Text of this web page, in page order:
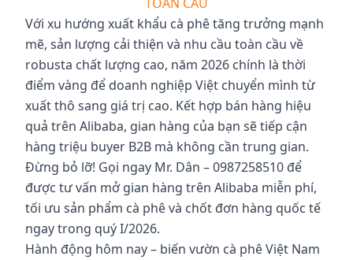
Với xu hướng xuất khẩu cà phê tăng trưởng mạnh
mẽ, sản lượng cải thiện và nhu cầu toàn cầu về
robusta chất lượng cao, năm 2026 chính là thời
điểm vàng để doanh nghiệp Việt chuyển mình từ
xuất thô sang giá trị cao. Kết hợp bán hàng hiệu
quả trên Alibaba, gian hàng của bạn sẽ tiếp cận
hàng triệu buyer B2B mà không cần trung gian.
Đừng bỏ lỡ! Gọi ngay Mr. Dân – 0987258510 để
được tư vấn mở gian hàng trên Alibaba miễn phí,
tối ưu sản phẩm cà phê và chốt đơn hàng quốc tế
ngay trong quý I/2026.
Hành động hôm nay – biến vườn cà phê Việt Nam